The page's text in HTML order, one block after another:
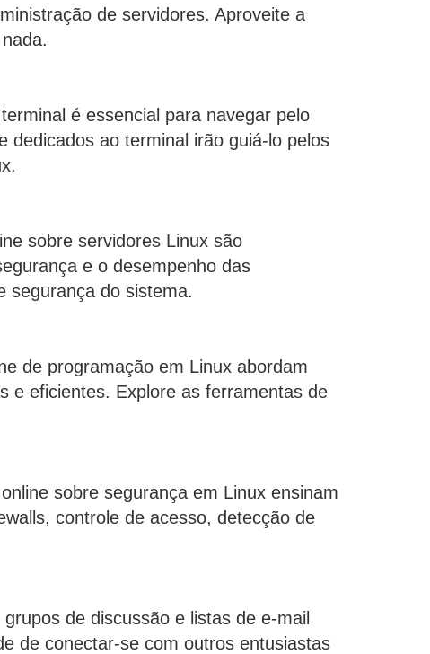
de servidores. Aproveite a
é essencial para navegar pelo
dedicados ao terminal irão guiá-lo pelos
sobre servidores Linux são
e o desempenho das
segurança do sistema.
de programação em Linux abordam
e eficientes. Explore as ferramentas de
sobre segurança em Linux ensinam
controle de acesso, detecção de
de discussão e listas de e-mail
de conectar-se com outros entusiastas